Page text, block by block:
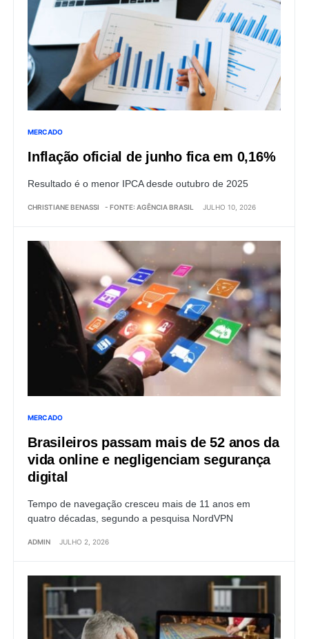
MERCADO
Inflação oficial de junho fica em 0,16%
Resultado é o menor IPCA desde outubro de 2025
CHRISTIANE BENASSI - FONTE: AGÊNCIA BRASIL JULHO 10, 2026
MERCADO
Brasileiros passam mais de 52 anos da
vida online e negligenciam segurança
digital
Tempo de navegação cresceu mais de 11 anos em
quatro décadas, segundo a pesquisa NordVPN
ADMIN JULHO 2, 2026